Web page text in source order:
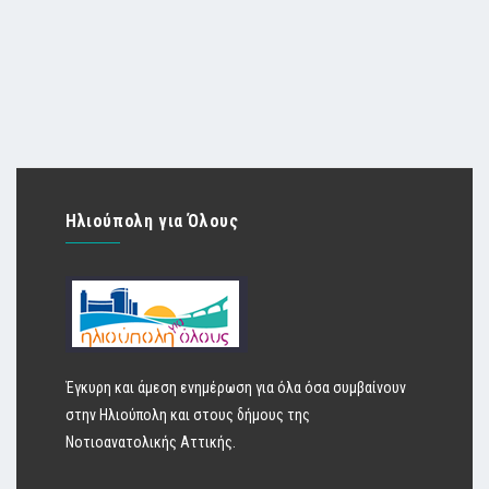
Ηλιούπολη για Όλους
Έγκυρη και άμεση ενημέρωση για όλα όσα συμβαίνουν
στην Ηλιούπολη και στους δήμους της
Νοτιοανατολικής Αττικής.